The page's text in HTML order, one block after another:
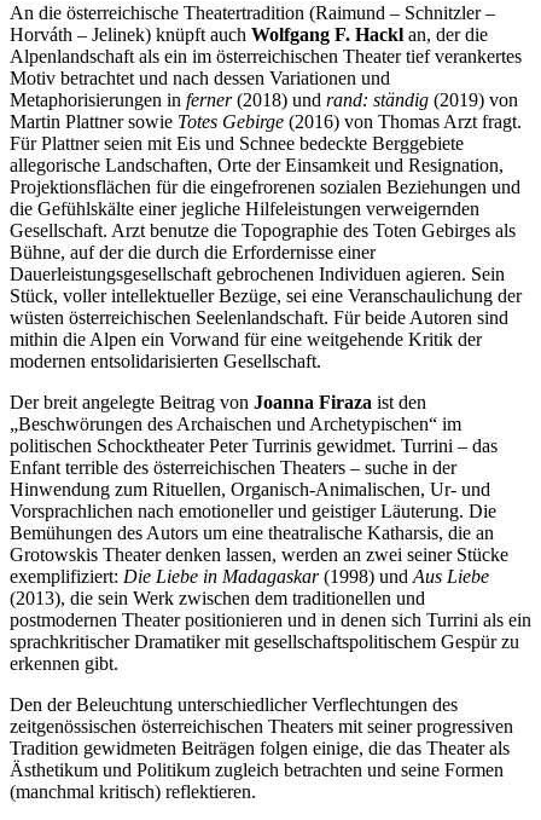
An die österreichische Theatertradition (Raimund – Schnitzler –
Horváth – Jelinek) knüpft auch Wolfgang F. Hackl an, der die
Alpenlandschaft als ein im österreichischen Theater tief verankertes
Motiv betrachtet und nach dessen Variationen und
Metaphorisierungen in ferner(2018) und rand: ständig (2019) von
Martin Plattner sowie Totes Gebirge (2016) von Thomas Arzt fragt.
Für Plattner seien mit Eis und Schnee bedeckte Berggebiete
allegorische Landschaften, Orte der Einsamkeit und Resignation,
Projektionsflächen für die eingefrorenen sozialen Beziehungen und
die Gefühlskälte einer jegliche Hilfeleistungen verweigernden
Gesellschaft. Arzt benutze die Topographie des Toten Gebirges als
Bühne, auf der die durch die Erfordernisse einer
Dauerleistungsgesellschaft gebrochenen Individuen agieren. Sein
Stück, voller intellektueller Bezüge, sei eine Veranschaulichung der
wüsten österreichischen Seelenlandschaft. Für beide Autoren sind
mithin die Alpen ein Vorwand für eine weitgehende Kritik der
modernen entsolidarisierten Gesellschaft.
Der breit angelegte Beitrag von Joanna Firaza ist den
„Beschwörungen des Archaischen und Archetypischen“ im
politischen Schocktheater Peter Turrinis gewidmet. Turrini – das
Enfant terrible des österreichischen Theaters – suche in der
Hinwendung zum Rituellen, Organisch-Animalischen, Ur- und
Vorsprachlichen nach emotioneller und geistiger Läuterung. Die
Bemühungen des Autors um eine theatralische Katharsis, die an
Grotowskis Theater denken lassen, werden an zwei seiner Stücke
exemplifiziert: Die Liebe in Madagaskar(1998) und Aus Liebe
(2013), die sein Werk zwischen dem traditionellen und
postmodernen Theater positionieren und in denen sich Turrini als ein
sprachkritischer Dramatiker mit gesellschaftspolitischem Gespür zu
erkennen gibt.
Den der Beleuchtung unterschiedlicher Verflechtungen des
zeitgenössischen österreichischen Theaters mit seiner progressiven
Tradition gewidmeten Beiträgen folgen einige, die das Theater als
Ästhetikum und Politikum zugleich betrachten und seine Formen
(manchmal kritisch) reflektieren.